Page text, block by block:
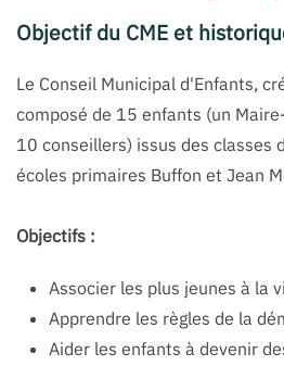
Objectif du CME et
Le Conseil Municipal d'Enfants,
composé de 15 enfants (un
10 conseillers) issus des classes
écoles primaires Buffon et Jean
Objectifs :
Associer les plus jeunes à la
Apprendre les règles de la
Aider les enfants à devenir